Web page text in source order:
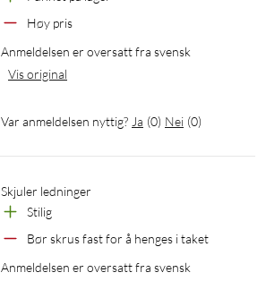
Høy pris
Anmeldelsen er oversatt fra svensk
Vis original
Var anmeldelsen nyttig? Ja (0) Nei (0)
Skjuler ledninger
Stilig
Bør skrus fast for å henges i taket
Anmeldelsen er oversatt fra svensk